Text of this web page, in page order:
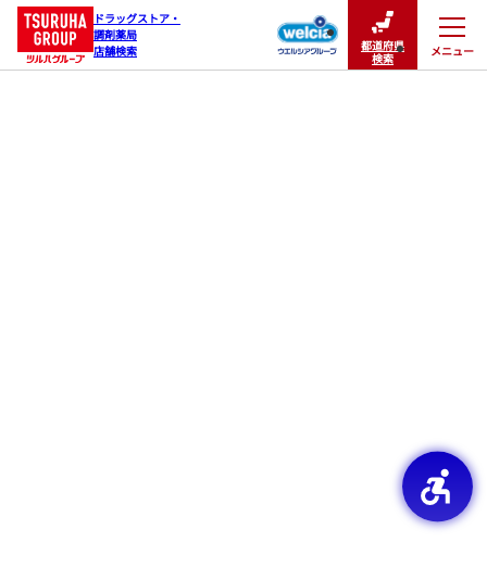
ドラッグストア・
調剤薬局
店舗検索
都道府県
検索
メニュー
閉じる